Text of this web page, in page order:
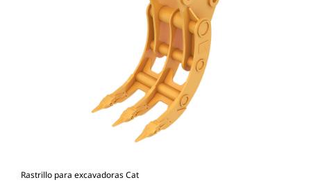
Rastrillo para excavadoras Cat